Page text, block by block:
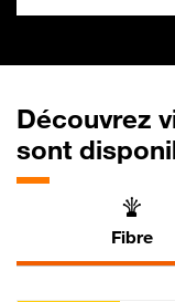
Découvrez
sont
Fibre